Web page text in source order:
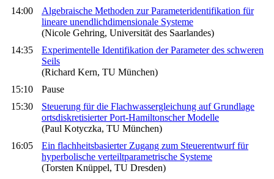
14:00
Algebraische Methoden zur Parameteridentifikation für
lineare unendlichdimensionale Systeme
(Nicole Gehring, Universität des Saarlandes)
14:35
Experimentelle Identifikation der Parameter des schweren
Seils
(Richard Kern, TU München)
15:10
Pause
15:30
Steuerung für die Flachwassergleichung auf Grundlage
ortsdiskretisierter Port-Hamiltonscher Modelle
(Paul Kotyczka, TU München)
16:05
Ein flachheitsbasierter Zugang zum Steuerentwurf für
hyperbolische verteiltparametrische Systeme
(Torsten Knüppel, TU Dresden)